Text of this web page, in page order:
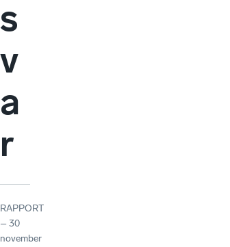
s
v
a
r
RAPPORT
– 30
november